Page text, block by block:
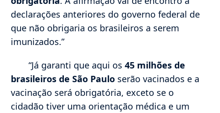
declarações anteriores do governo federal de
que não obrigaria os brasileiros a serem
imunizados.”
“Já garanti que aqui os45 milhões de
brasileiros de São Paulo serão vacinados e a
vacinação será obrigatória, exceto se o
cidadão tiver uma orientação médica e um